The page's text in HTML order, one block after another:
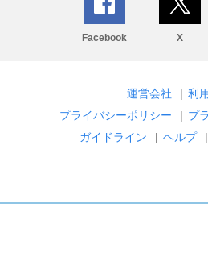
Facebook X
運営会社 | 利
プライバシーポリシー
| プ
ガイドライン
| ヘルプ |